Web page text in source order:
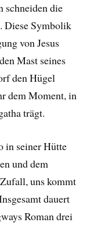
schneiden die
Diese Symbolik
von Jesus
Mast seines
den Hügel
dem Moment, in
trägt.
in seiner Hütte
und dem
uns kommt
dauert
Roman drei